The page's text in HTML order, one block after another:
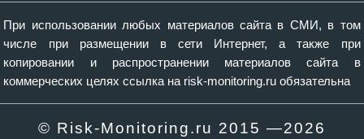
При использовании любых материалов сайта в СМИ, в том
числе при размещении в сети Интернет, а также при
копировании и распространении материалов сайта в
коммерческих целях ссылка на risk-monitoring.ru обязательна
© Risk-Monitoring.ru 2015 —2026